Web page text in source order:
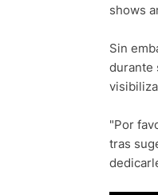
shows
Sin
durante
"Por
tras